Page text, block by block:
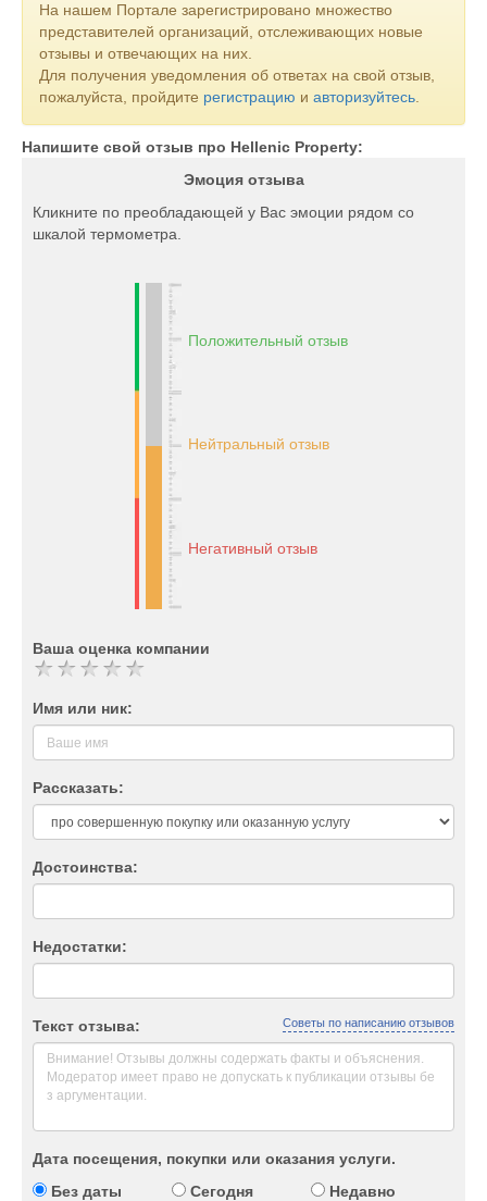
На нашем Портале зарегистрировано множество
представителей организаций, отслеживающих новые
отзывы и отвечающих на них.
Для получения уведомления об ответах на свой отзыв,
пожалуйста, пройдите регистрацию и авторизуйтесь
Напишите свой отзыв про Hellenic Property:
Эмоция отзыва
Кликните по преобладающей у Вас эмоции рядом со
шкалой термометра.
Положительный отзыв
Нейтральный отзыв
Негативный отзыв
Ваша оценка компании
Имя или ник:
Рассказать:
Достоинства:
Недостатки:
Текст отзыва: Советы по написанию отзывов
Дата посещения, покупки или оказания услуги.
Без даты
Сегодня
Недавно